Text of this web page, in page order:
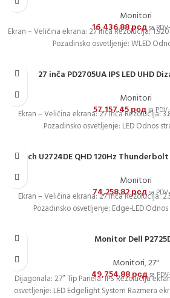
Monitori
16,436.88рсдsa
Ekran – Veličina ekrana: 27 inča Rezolucija:
Pozadinsko osvetljenje: WLED
27 inča PD2705UA IPS LED UHD
Monitori
57,157.45рсдsa
Ekran – Veličina ekrana: 27 inča Rezolucija:
Pozadinsko osvetljenje: LED Odnos
27 inch U2724DE QHD 120Hz
Monitori
74,258.82рсдsa
Ekran – Veličina ekrana: 27 inča Rezolucija:
Pozadinsko osvetljenje: Edge-LED
Monitor Dell
Monitori,27"
49,754.88рсдsa
Dijagonala: 27″ Tip Panela: IPS Rezolucija
osvetljenje: LED Edgelight System Razmera